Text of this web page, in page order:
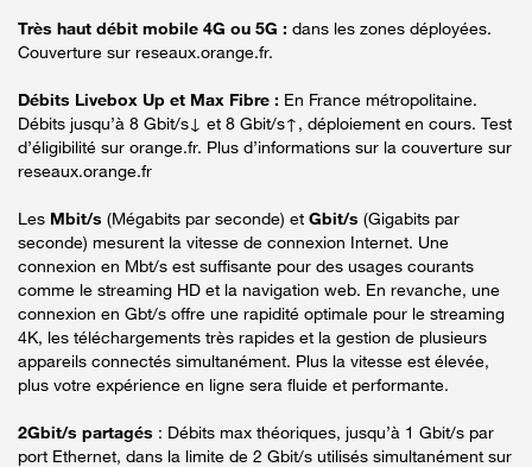
Très haut débit mobile 4G ou 5G : dans les zones déployées.
Couverture sur reseaux.orange.fr.
Débits Livebox Up et Max Fibre : En France métropolitaine.
Débits jusqu’à 8 Gbit/s↓ et 8 Gbit/s↑, déploiement en cours. Test
d’éligibilité sur orange.fr. Plus d’informations sur la couverture sur
reseaux.orange.fr
Les Mbit/s (Mégabits par seconde) et Gbit/s (Gigabits par
seconde) mesurent la vitesse de connexion Internet. Une
connexion en Mbt/s est suffisante pour des usages courants
comme le streaming HD et la navigation web. En revanche, une
connexion en Gbt/s offre une rapidité optimale pour le streaming
4K, les téléchargements très rapides et la gestion de plusieurs
appareils connectés simultanément. Plus la vitesse est élevée,
plus votre expérience en ligne sera fluide et performante.
2Gbit/s partagés : Débits max théoriques, jusqu’à 1 Gbit/s par
port Ethernet, dans la limite de 2 Gbit/s utilisés simultanément sur